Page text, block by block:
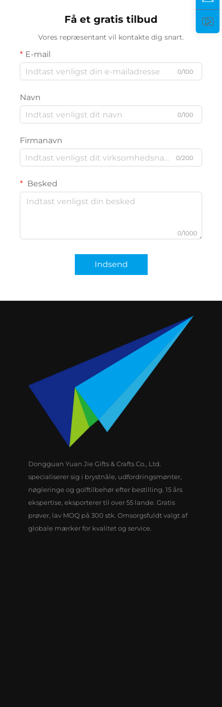
Få et gratis tilbud
Vores repræsentant vil kontakte dig snart.
E-mail
0/100
Navn
0/100
Firmanavn
0/200
Besked
0/1000
Indsend
Dongguan Yuan Jie Gifts & Crafts Co., Ltd.
specialiserer sig i brystnåle, udfordringsmønter,
nøgleringe og golftilbehør efter bestilling. 15 års
ekspertise, eksporterer til over 55 lande. Gratis
prøver, lav MOQ på 300 stk. Omsorgsfuldt valgt af
globale mærker for kvalitet og service.